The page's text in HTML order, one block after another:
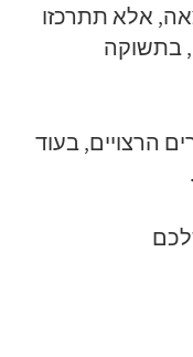
אלא תתרכזו
בתשוקה
הרצויים, בעוד